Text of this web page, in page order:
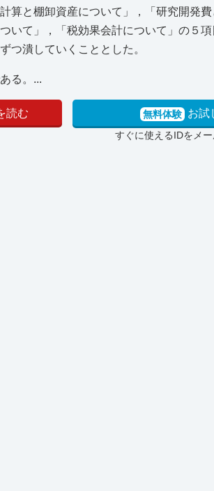
算と棚卸資産について」，「研究開発
いて」，「税効果会計について」の５
つ潰していくこととした。
る。...
読む 無料体験 お試
すぐに使えるIDをメ